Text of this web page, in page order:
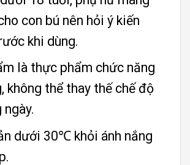
con bú nên hỏi ý kiến
khi dùng.
là thực phẩm chức năng
không thể thay thế chế độ
ngày.
dưới 30℃ khỏi ánh nắng